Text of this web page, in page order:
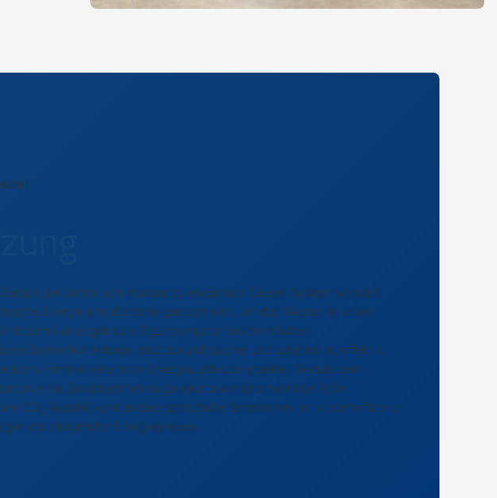
der Sonne, um Wasser zu erwärmen. Dieses System wandelt
Energie um, die dann genutzt wird, um das Wasser in einem
ist somit eine optimale Ergänzung zur herkömmlichen
Sonnenkollektoren, sind zukunftssicher und arbeiten so effektiv,
Himmel eine hohe Energieausbeute erzielen. Gerade beim
einer Solarthermieanlage eine besonders wichtige Rolle.
CO2-Ausstoß und andere schädliche Emissionen, ist kosteneffizienz
von steigenden Energiepreisen.